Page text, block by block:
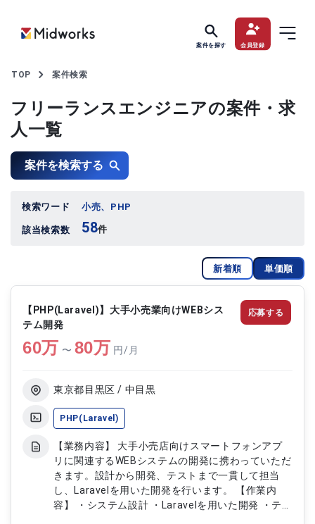
案件を探す 会員登録
TOP 案件検索
フリーランスエンジニアの案件・求
人一覧
案件を検索する
検索ワード 小売、PHP
該当検索数 58件
新着順 単価順
【PHP(Laravel)】大手小売業向けWEBシス
テム開発
60万 〜 80万 円/月
東京都目黒区 / 中目黒
PHP(Laravel)
【業務内容】 大手小売店向けスマートフォンアプ
リに関連するWEBシステムの開発に携わっていただ
きます。設計から開発、テストまで一貫して担当
し、Laravelを用いた開発を行います。 【作業内
容】 ・システム設計 ・Laravelを用いた開発 ・テス
応募する